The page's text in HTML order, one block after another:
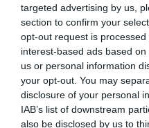
targeted advertising by us,
section to confirm your
opt-out request is
interest-based ads based
us or personal information
your opt-out. You may
disclosure of your personal
IAB’s list of downstream
also be disclosed by us to
mercado. La Licencia de
entorno más seguro y
participantes del
Uno de los principales
prevención de
dinero o la financiación